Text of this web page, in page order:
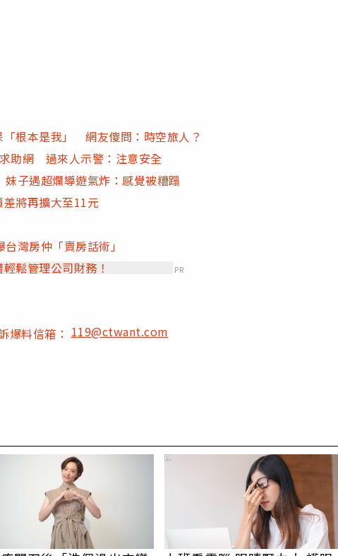
根本是我」 網友傻問：時空旅人？
助網 過來人示警：注意安全
子遇超爛導遊氣炸：感覺被糟蹋
將再擴大至11元
灣房仲「賣房話術」
鬆管理公司財務！
PR
爆料信箱：119@ctwant.com
PR